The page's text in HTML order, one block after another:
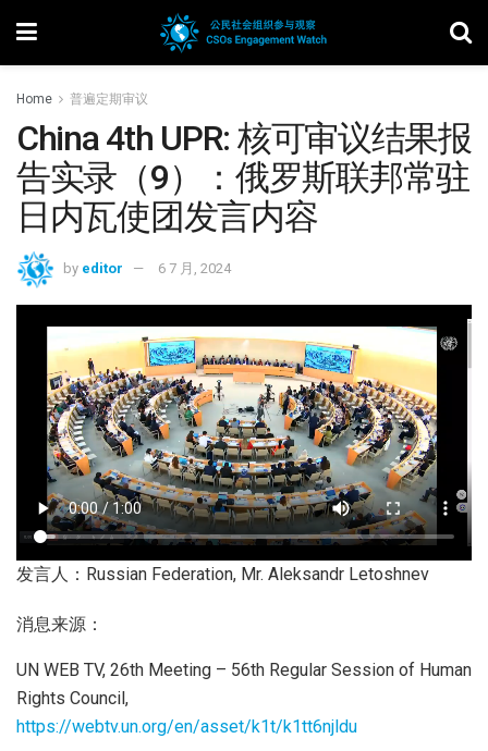
Home 普遍定期审议
China 4th UPR: 核可审议结果报
告实录（9）：俄罗斯联邦常驻
日内瓦使团发言内容
by editor 6 7 月, 2024
发言人：Russian Federation, Mr. Aleksandr Letoshnev
消息来源：
UN WEB TV, 26th Meeting – 56th Regular Session of Human
Rights Council,
https://webtv.un.org/en/asset/k1t/k1tt6njldu